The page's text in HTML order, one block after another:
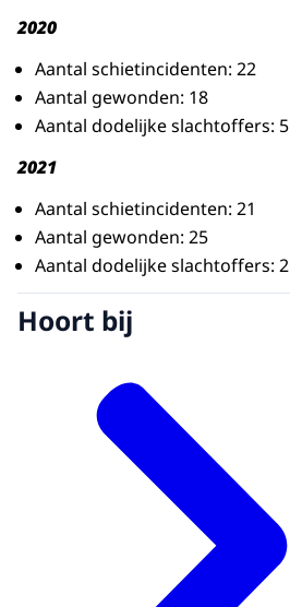
2020
Aantal schietincidenten: 22
Aantal gewonden: 18
Aantal dodelijke slachtoffers: 5
2021
Aantal schietincidenten: 21
Aantal gewonden: 25
Aantal dodelijke slachtoffers: 2
Hoort bij